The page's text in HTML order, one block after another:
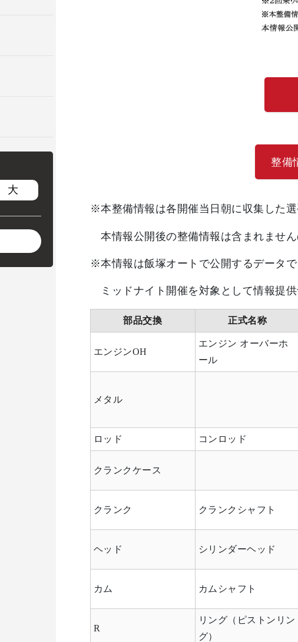
大
整備
※本整備情報は各開催当日朝に収集した
本情報公開後の整備情報は含まれませ
※本情報は飯塚オートで公開するデータ
ミッドナイト開催を対象として情報提供
部品交換 正式名称
エンジンOH
エンジン オーバーホ
ール
メタル
ロッド コンロッド
クランクケース
クランク クランクシャフト
ヘッド シリンダーヘッド
カム カムシャフト
R
リング（ピストンリン
グ）